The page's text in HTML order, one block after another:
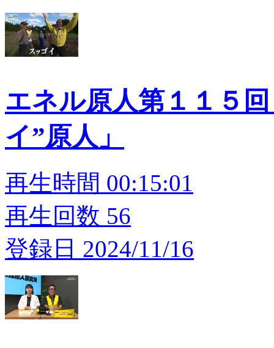
エネル原人第１１５
イ”原人」
再生時間 00:15:01
再生回数 56
登録日 2024/11/16